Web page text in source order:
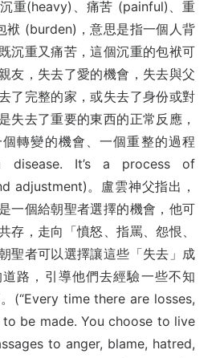
重(heavy)、痛苦 (painful)、重
(burden)，意思是指一個人背
沉重又痛苦，這個沉重的包袱可
友，失去了愛的機會，失去與父
了完整的家，或失去了身份或對
失去了重要的東西的正常反應，
轉變的機會、一個重整的過程
It’s a process of
adjustment)。盧雲神父指出，
一個給朝聖者選擇的機會，他可
存，走向「憤怒、指罵、怨恨、
聖者可以選擇讓這些「失去」成
路，引導他們去經驗一些不知
(“Every time there are losses,
be made. You choose to live
to anger, blame, hatred,